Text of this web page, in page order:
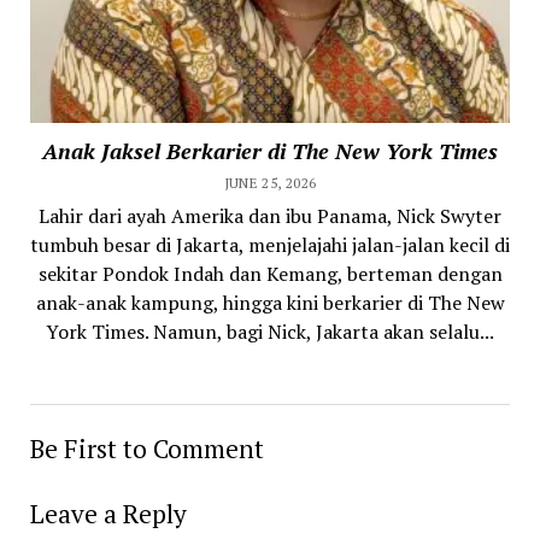
Anak Jaksel Berkarier di The New York Times
JUNE 25, 2026
Lahir dari ayah Amerika dan ibu Panama, Nick Swyter
tumbuh besar di Jakarta, menjelajahi jalan-jalan kecil di
sekitar Pondok Indah dan Kemang, berteman dengan
anak-anak kampung, hingga kini berkarier di The New
York Times. Namun, bagi Nick, Jakarta akan selalu...
Be First to Comment
Leave a Reply